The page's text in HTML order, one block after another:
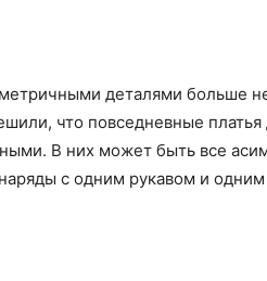
деталями больше
что повседневные
В них может быть все
с одним рукавом и